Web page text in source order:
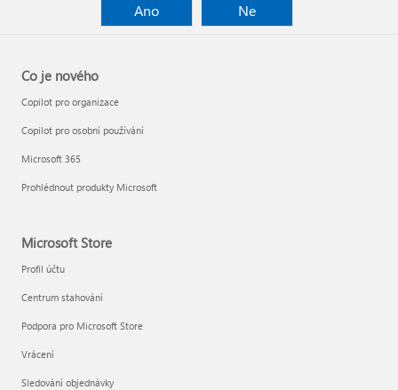
Ano
Ne
Co je nového
Copilot pro organizace
Copilot pro osobní používání
Microsoft 365
Prohlédnout produkty Microsoft
Microsoft Store
Profil účtu
Centrum stahování
Podpora pro Microsoft Store
Vrácení
Sledování objednávky